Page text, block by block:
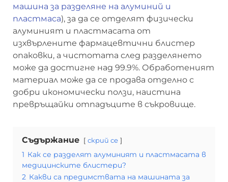
машина за разделяне на алуминий и
пластмаса), за да се отделят физически
алуминият и пластмасата от
изхвърлените фармацевтични блистер
опаковки, а чистотата след разделянето
може да достигне над 99.9%. Обработеният
материал може да се продава отделно с
добри икономически ползи, наистина
превръщайки отпадъците в съкровище.
Съдържание скрий се
1 Как се разделят алуминият и пластмасата в
медицинските блистери?
2 Какви са предимствата на машината за